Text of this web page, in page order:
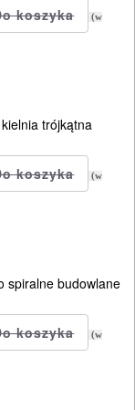
(w
trójkątna
(w
spiralne budowlane
(w